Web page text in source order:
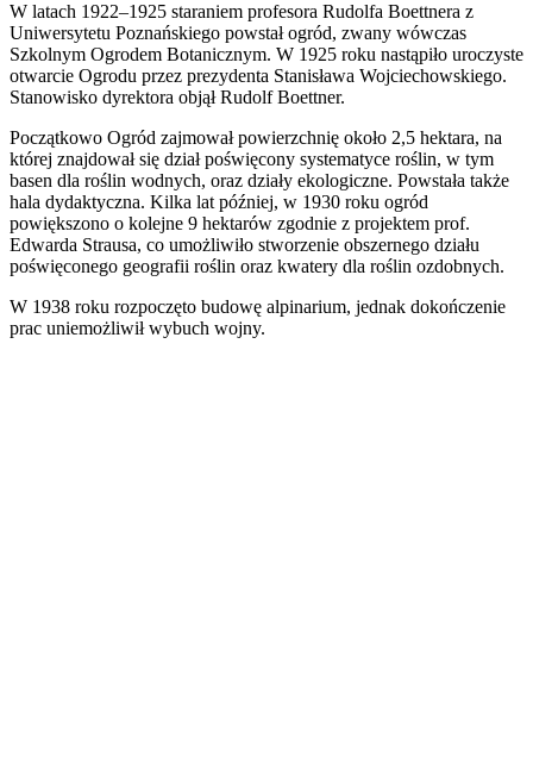
W latach 1922–1925 staraniem profesora Rudolfa Boettnera z
Uniwersytetu Poznańskiego powstał ogród, zwany wówczas
Szkolnym Ogrodem Botanicznym. W 1925 roku nastąpiło uroczyste
otwarcie Ogrodu przez prezydenta Stanisława Wojciechowskiego.
Stanowisko dyrektora objął Rudolf Boettner.
Początkowo Ogród zajmował powierzchnię około 2,5 hektara, na
której znajdował się dział poświęcony systematyce roślin, w tym
basen dla roślin wodnych, oraz działy ekologiczne. Powstała także
hala dydaktyczna. Kilka lat później, w 1930 roku ogród
powiększono o kolejne 9 hektarów zgodnie z projektem prof.
Edwarda Strausa, co umożliwiło stworzenie obszernego działu
poświęconego geografii roślin oraz kwatery dla roślin ozdobnych.
W 1938 roku rozpoczęto budowę alpinarium, jednak dokończenie
prac uniemożliwił wybuch wojny.